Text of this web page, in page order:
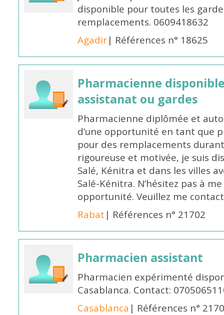
disponible pour toutes les
remplacements. 0609418632
Agadir| Références n° 18625
Pharmacienne
assistanat ou gardes
Pharmacienne diplômée et
d’une opportunité en tant que
pour des remplacements
rigoureuse et motivée, je suis
Salé, Kénitra et dans les villes
Salé-Kénitra. N’hésitez pas à
opportunité. Veuillez me
Rabat | Références n° 21702
Pharmacien assistant
Pharmacien expérimenté
Casablanca. Contact:
Casablanca | Références n°